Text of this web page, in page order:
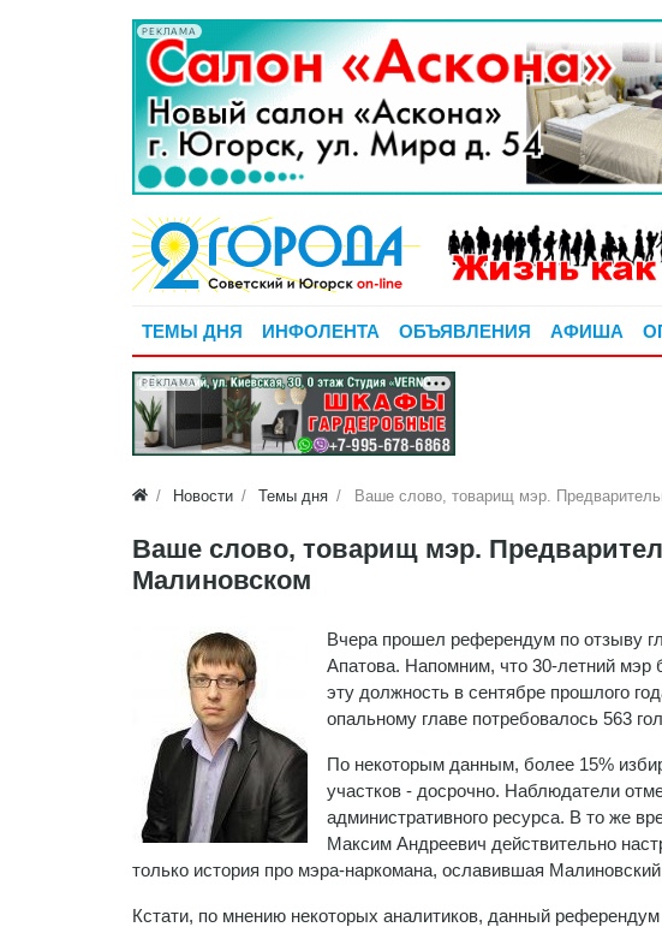
РЕКЛАМА
ТЕМЫ ДНЯ ИНФОЛЕНТА ОБЪЯВЛЕНИЯ АФИША
РЕКЛАМА
Новости Темы дня Ваше слово, товарищ мэр.
Ваше слово, товарищ мэр.
Малиновском
Вчера прошел референдум по отзыву
Апатова. Напомним, что 30-летний
эту должность в сентябре прошлого
опальному главе потребовалось 563
По некоторым данным, более 15%
участков - досрочно. Наблюдатели
административного ресурса. В то же
Максим Андреевич действительно
только история про мэра-наркомана, ославившая Малиновский
Кстати, по мнению некоторых аналитиков, данный